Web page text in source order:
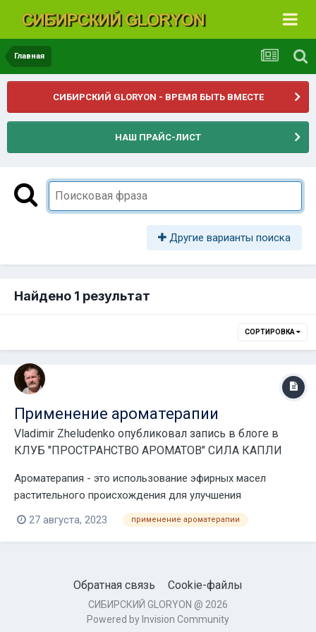
Главная
СИБИРСКИЙ GLORYON - ВРЕМЯ БЫТЬ ВМЕСТЕ
НАШ ПРАЙС-ЛИСТ
Другие варианты поиска
Найдено 1 результат
СОРТИРОВКА
Применение ароматерапии
Vladimir Zheludenko опубликовал запись в блоге в
КЛУБ "ПРОСТРАНСТВО АРОМАТОВ" СИЛА КАПЛИ
Ароматерапия - это использование эфирных масел
растительного происхождения для улучшения
физического и эмоционального состояния человека. Она
может применяться в различных областях, включая: 1.
Медицина: Эфирные масла могут использоваться для
27 августа, 2023 применение ароматерапии
Обратная связь Cookie-файлы
СИБИРСКИЙ GLORYON @ 2026
Powered by Invision Community